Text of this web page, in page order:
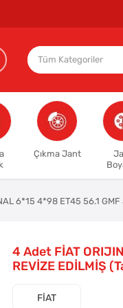
Çıkma Jant
6*15 4*98 ET45 56.1 GMF
4 Adet FİAT
REVİZE EDİLMİŞ
FİAT